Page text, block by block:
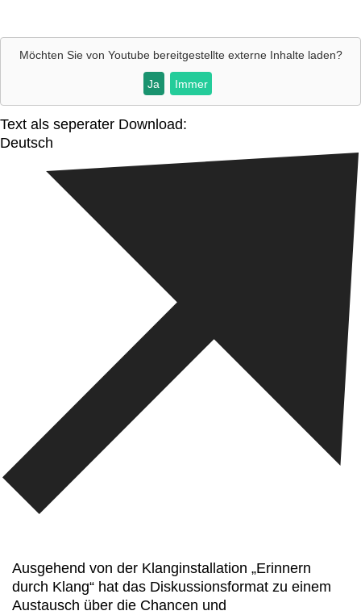
Möchten Sie von Youtubebereitgestellte externe Inhalte laden?
Ja Immer
Text als seperater Download:
Deutsch
Ausgehend von der Klanginstallation „Erinnern
durch Klang“ hat das Diskussionsformat zu einem
Austausch über die Chancen und